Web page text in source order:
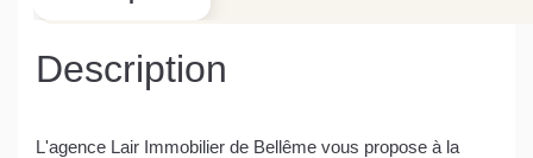
Description
L'agence Lair Immobilier de Bellême vous propose à la